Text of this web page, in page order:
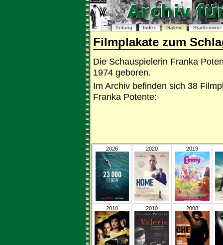
Anfang Index Galerie Starttermine
Filmplakate zum
Die Schauspielerin Franka
1974 geboren.
Im Archiv befinden sich 38
Franka Potente:
2026 2020 2019
2010 2010 2008